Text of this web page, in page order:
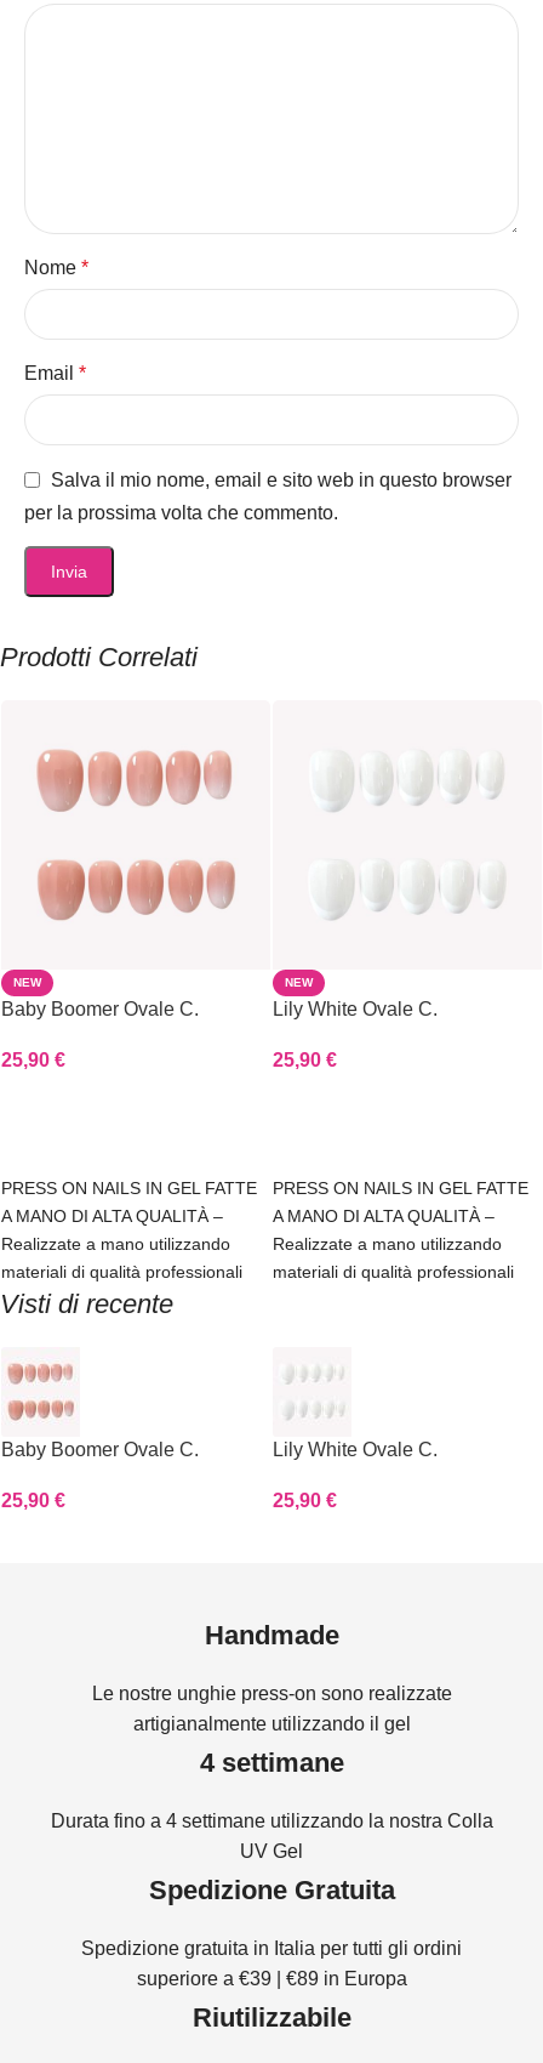
Nome *
Email *
Salva il mio nome, email e sito web in questo browser
per la prossima volta che commento.
Prodotti Correlati
NEW
Baby Boomer Ovale C.
25,90 €
PRESS ON NAILS IN GEL FATTE
A MANO DI ALTA QUALITÀ –
Realizzate a mano utilizzando
materiali di qualità professionali
NEW
Lily White Ovale C.
25,90 €
PRESS ON NAILS IN GEL FATTE
A MANO DI ALTA QUALITÀ –
Realizzate a mano utilizzando
materiali di qualità professionali
Visti di recente
Baby Boomer Ovale C.
25,90 €
Lily White Ovale C.
25,90 €
Handmade
Le nostre unghie press-on sono realizzate
artigianalmente utilizzando il gel
4 settimane
Durata fino a 4 settimane utilizzando la nostra Colla
UV Gel
Spedizione Gratuita
Spedizione gratuita in Italia per tutti gli ordini
superiore a €39 | €89 in Europa
Riutilizzabile